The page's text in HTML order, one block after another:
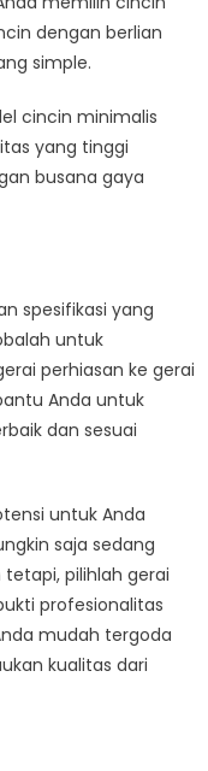
dengan berlian
simple.
cincin minimalis
yang tinggi
busana gaya
spesifikasi yang
untuk
perhiasan ke gerai
Anda untuk
dan sesuai
untuk Anda
saja sedang
pilihlah gerai
profesionalitas
mudah tergoda
kualitas dari